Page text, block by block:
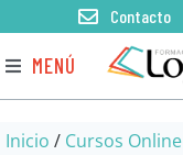
MENÚ
Contacto
Inicio / Cursos Online